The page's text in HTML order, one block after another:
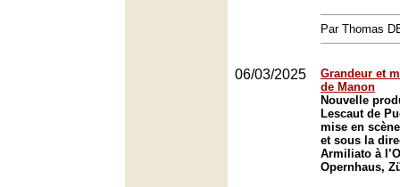
Par Thomas
06/03/2025
Grandeur et
de Manon
Nouvelle
Lescaut de
mise en
et sous la
Armiliato à
Opernhaus,